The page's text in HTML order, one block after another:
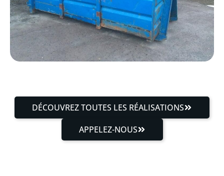
DÉCOUVREZ TOUTES LES RÉALISATIONS
APPELEZ-NOUS